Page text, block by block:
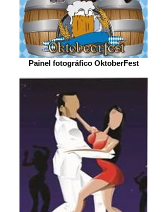
Painel fotográfico OktoberFest